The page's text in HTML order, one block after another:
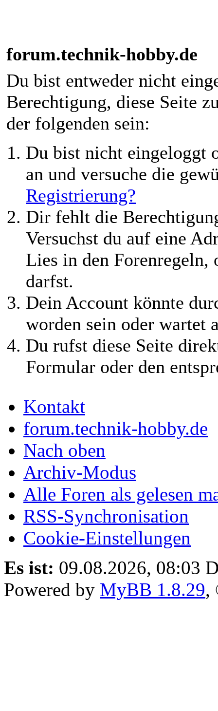
forum.technik-hobby.de
Du bist entweder nicht
Berechtigung, diese Seite
der folgenden sein:
Du bist nicht eingeloggt
an und versuche die
Registrierung?
Dir fehlt die
Versuchst du auf eine
Lies in den Forenregeln,
darfst.
Dein Account könnte
worden sein oder wartet
Du rufst diese Seite
Formular oder den
Kontakt
forum.technik-hobby.de
Nach oben
Archiv-Modus
Alle Foren als gelesen
RSS-Synchronisation
Cookie-Einstellungen
Es ist: 09.08.2026, 08:03
Powered by MyBB 1.8.29,